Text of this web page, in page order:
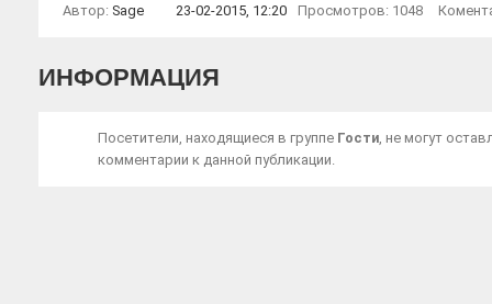
Автор: Sage 23-02-2015, 12:20 Просмотров: 1048
ИНФОРМАЦИЯ
Посетители, находящиеся в группе Гости, не могут
комментарии к данной публикации.